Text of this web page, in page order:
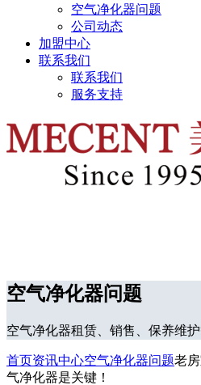
空气净化器问题
公司动态
加盟中心
联系我们
联系我们
服务支持
空气净化器问题
空气净化器租赁、销售、保养维
首页资讯中心空气净化器问题老
气净化器是关键！